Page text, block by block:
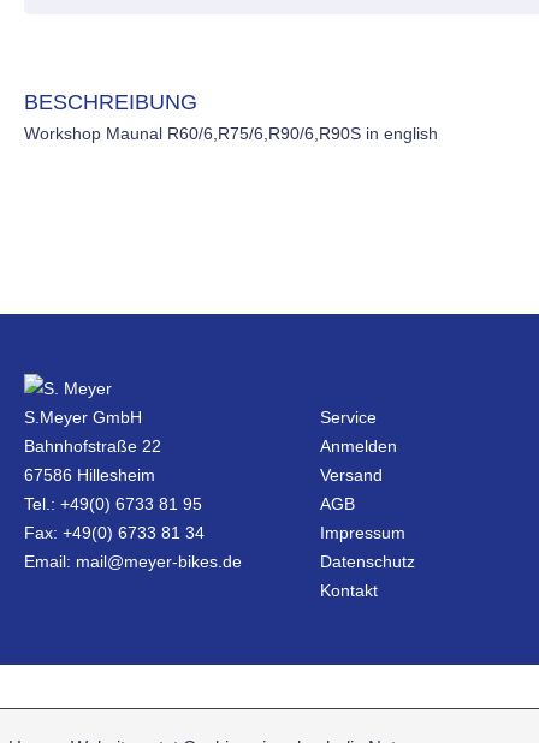
BESCHREIBUNG
Workshop Maunal R60/6,R75/6,R90/6,R90S in english
S.Meyer GmbH
Bahnhofstraße 22
67586 Hillesheim
Tel.: +49(0) 6733 81 95
Fax: +49(0) 6733 81 34
Email: mail@meyer-bikes.de
Service
Anmelden
Versand
AGB
Impressum
Datenschutz
Kontakt